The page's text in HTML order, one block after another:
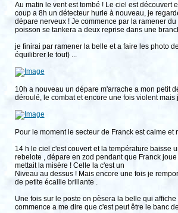
Au matin le vent est tombé ! Le ciel est découvert
coup a 8h un détecteur hurle à nouveau, je
dépare nerveux ! Je commence par la ramener
poisson se tankera a deux reprise dans une
je finirai par ramener la belle et a faire les photo
équilibrer le tout) ...
10h a nouveau un dépare m'arrache a mon petit
déroulé, le combat et encore une fois violent
Pour le moment le secteur de Franck est calme
14 h le ciel c'est couvert et la température baisse
rebelote , dépare en zod pendant que Franck
mettait la misère ! Celle la c'est un
Niveau au dessus ! Mais encore une fois je
de petite écaille brillante .
Une fois sur le poste on pèsera la belle qui
commence a me dire que c'est peut être le banc